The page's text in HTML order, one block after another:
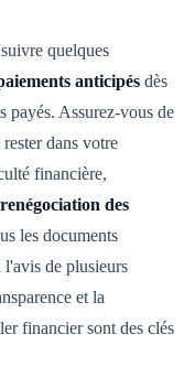
quelques
anticipés dès
payés. Assurez-vous de
dans votre
financière,
renégociation des
les documents
l'avis de plusieurs
et la
financier sont des clés